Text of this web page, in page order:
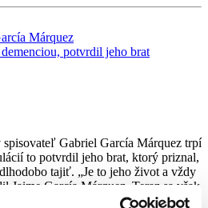
Márquez
potvrdil jeho brat
Gabriel García Márquez trpí
to potvrdil jeho brat, ktorý priznal,
tajiť. „Je to jeho život a vždy
Jaime García Márquez. Teraz sa však
pravdu o zdravotnom stave